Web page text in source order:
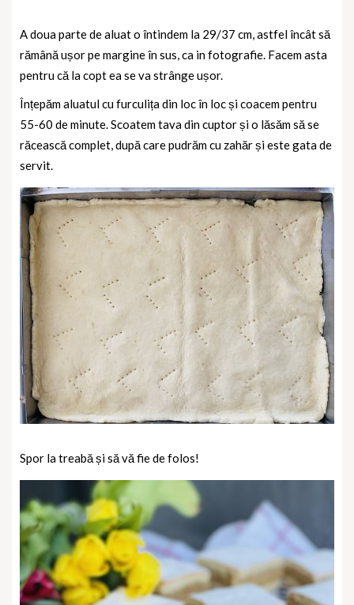
A doua parte de aluat o întindem la 29/37 cm, astfel încât să
rămână ușor pe margine în sus, ca in fotografie. Facem asta
pentru că la copt ea se va strânge ușor.
Înțepăm aluatul cu furculița din loc în loc și coacem pentru
55-60 de minute. Scoatem tava din cuptor și o lăsăm să se
răcească complet, după care pudrăm cu zahăr și este gata de
servit.
Spor la treabă și să vă fie de folos!